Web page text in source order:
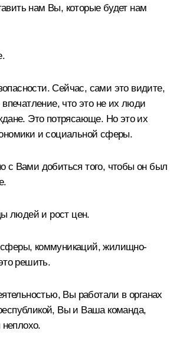
нам Вы, которые будет нам
Сейчас, сами это видите,
что это не их люди
Это потрясающе. Но это их
и социальной сферы.
с Вами добиться того, чтобы он был
людей и рост цен.
сферы, коммуникаций, жилищно-
решить.
Вы работали в органах
Вы и Ваша команда,